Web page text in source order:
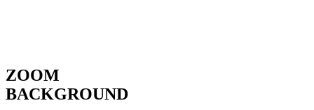
ZOOM
BACKGROUND